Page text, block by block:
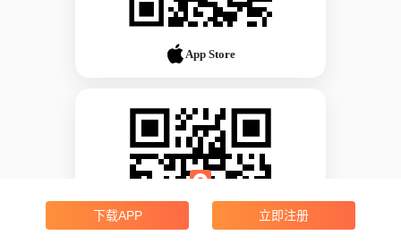
App Store
下载APP 立即注册